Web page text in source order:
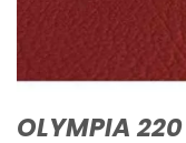
OLYMPIA 220